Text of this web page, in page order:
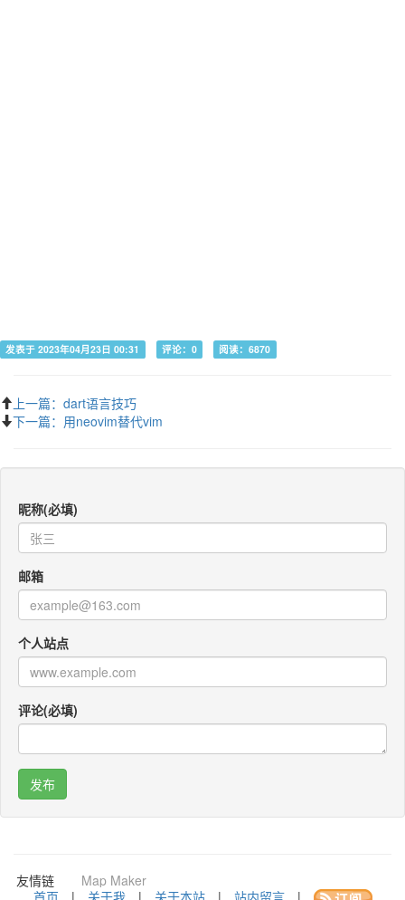
发表于 2023年04月23日 00:31 评论：0 阅读：6870
上一篇：dart语言技巧
下一篇：用neovim替代vim
昵称(必填)
邮箱
个人站点
评论(必填)
友情链
接：
Map Maker
首页
| 关于我 | 关于本站 | 站内留言 |